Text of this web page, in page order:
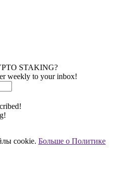
STAKING?
weekly to your inbox!
cookie. Больше о Политике